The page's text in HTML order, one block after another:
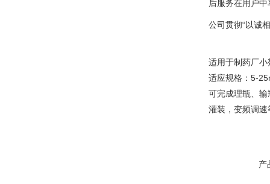
后服务在用户
公司贯彻“以诚
适用于制药厂
适应规格：5-
可完成理瓶、
灌装，变频调速
产